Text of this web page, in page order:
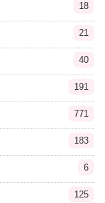
18
21
40
191
771
183
6
125